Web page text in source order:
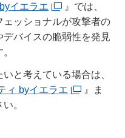
イエラエ
』では、
ッショナルが攻撃者の
バイスの脆弱性を発見
と考えている場合は、
ィ byイエラエ
』ま
。